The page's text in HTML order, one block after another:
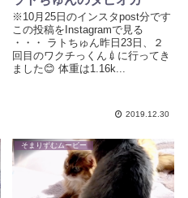
※10月25日のインスタpost分です
この投稿をInstagramで見る
・・・ ラトちゅん昨日23日、２
回目のワクチっくん💉に行ってき
ました😊 体重は1.16k...
2019.12.30
そまりずむムービー